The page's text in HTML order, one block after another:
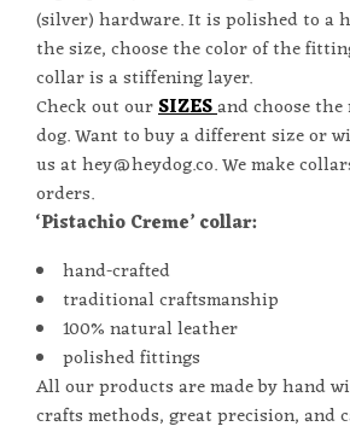
(silver) hardware. It is polished to a
the size, choose the color of the
collar is a stiffening layer.
Check out ourSIZESand choose
dog.Want to buy a different size or
us at hey@heydog.co. We make
orders.
‘Pistachio Creme’ collar:
hand-crafted
traditional craftsmanship
100% natural leather
polished fittings
All our products are made by hand
crafts methods, great precision, and